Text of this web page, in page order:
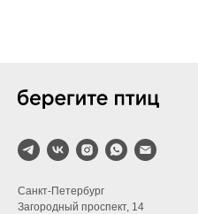
Санкт-Петербург
Загородный проспект, 14